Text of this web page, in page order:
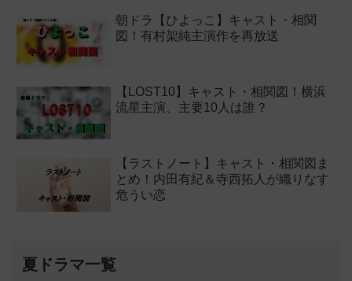
朝ドラ【ひよっこ】キャスト・相関
図！有村架純主演作を再放送
【LOST10】キャスト・相関図！横浜
流星主演、主要10人は誰？
【ラストノート】キャスト・相関図ま
とめ！内田有紀＆寺西拓人が織りなす
危うい恋
夏ドラマ一覧